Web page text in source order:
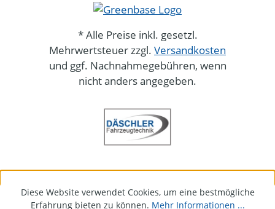
* Alle Preise inkl. gesetzl.
Mehrwertsteuer zzgl. Versandkosten
und ggf. Nachnahmegebühren, wenn
nicht anders angegeben.
Diese Website verwendet Cookies, um eine bestmögliche
Erfahrung bieten zu können. Mehr Informationen ...